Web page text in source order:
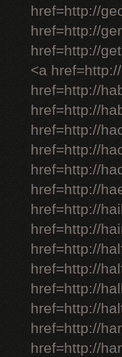
href=http://
href=http://
href=http://
<a
href=http://
href=http://
href=http://
href=http://
href=http://
href=http://
href=http://
href=http://
href=http://
href=http://
href=http://
href=http://
href=http://
href=http://